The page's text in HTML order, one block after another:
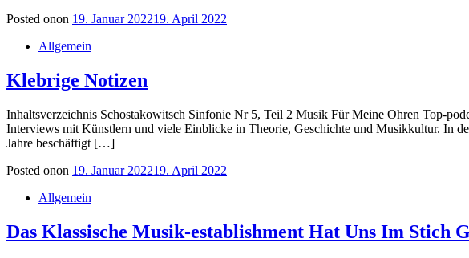
Posted onon 19. Januar 202219. April 2022
Allgemein
Klebrige Notizen
Inhaltsverzeichnis Schostakowitsch Sinfonie Nr 5, Teil 2 Musik Für Meine Ohren Top-
Interviews mit Künstlern und viele Einblicke in Theorie, Geschichte und Musikkultur. In
Jahre beschäftigt […]
Posted onon 19. Januar 202219. April 2022
Allgemein
Das Klassische Musik-establishment Hat Uns Im Stich